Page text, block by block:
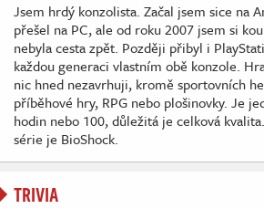
Jsem hrdý konzolista. Začal jsem sice na
přešel na PC, ale od roku 2007 jsem si
nebyla cesta zpět. Později přibyl i
každou generaci vlastním obě konzole.
nic hned nezavrhuji, kromě sportovních
příběhové hry, RPG nebo plošinovky. Je
hodin nebo 100, důležitá je celková
série je BioShock.
TRIVIA